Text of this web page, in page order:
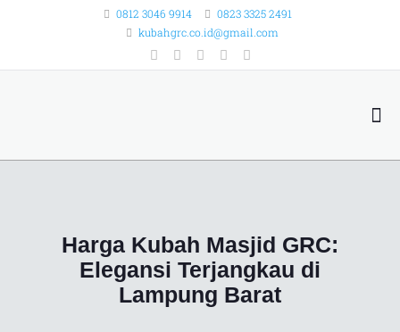
0812 3046 9914
0823 3325 2491
kubahgrc.co.id@gmail.com
Harga Kubah Masjid GRC:
Elegansi Terjangkau di
Lampung Barat